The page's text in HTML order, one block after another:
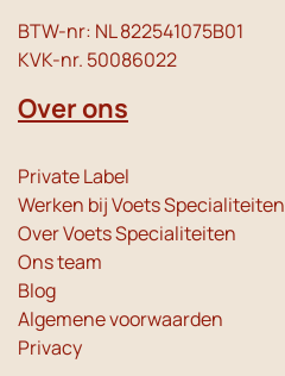
BTW-nr: NL 822541075B01
KVK-nr. 50086022
Over ons
Private Label
Werken bij Voets Specialiteiten
Over Voets Specialiteiten
Ons team
Blog
Algemene voorwaarden
Privacy